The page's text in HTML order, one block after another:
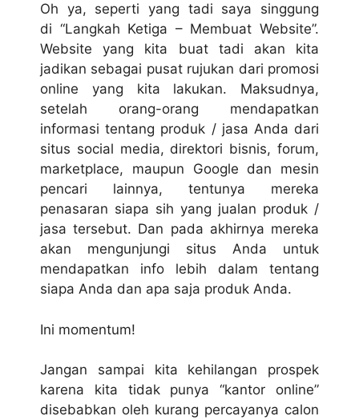
Oh ya, seperti yang tadi saya singgung
di “Langkah Ketiga – Membuat Website”.
Website yang kita buat tadi akan kita
jadikan sebagai pusat rujukan dari promosi
online yang kita lakukan. Maksudnya,
setelah orang-orang mendapatkan
informasi tentang produk / jasa Anda dari
situs social media, direktori bisnis, forum,
marketplace, maupun Google dan mesin
pencari lainnya, tentunya mereka
penasaran siapa sih yang jualan produk /
jasa tersebut. Dan pada akhirnya mereka
akan mengunjungi situs Anda untuk
mendapatkan info lebih dalam tentang
siapa Anda dan apa saja produk Anda.
Ini momentum!
Jangan sampai kita kehilangan prospek
karena kita tidak punya “kantor online”
disebabkan oleh kurang percayanya calon